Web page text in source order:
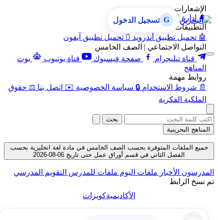
الإشعارات
🔔 إدارة الإشعارات
التطبيقات
🤖 تحميل تطبيق أندرويد  تحميل تطبيق آيفون
التواصل الاجتماعي | الصف الخامس
قناة تيليجرام
صفحة فيسبوك قناة يوتيوب
بوت
المناهج
روابط مهمة
📄 شروط الاستخدام 🔒 سياسة الخصوصية ✉️ اتصل بنا ⚖️ حقوق
الملكية الفكرية
G تسجيل الدخول
بحث
المناهج البحرينية
جميع الملفات المتوفرة بحسب الصف الخامس في مادة لغة انجليزية بحسب
الفصل الثاني في قسم أوراق عمل حتى تاريخ 06-08-2026
المدرسون الأخبار ملفات اليوم ملفات للمدرس التقويم المدرسي
تم نسخ الرابط
الأكاديميةكويزات